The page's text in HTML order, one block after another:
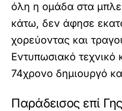
όλη η ομάδα στα
κάτω, δεν άφησε
χορεύοντας και
Εντυπωσιακό
74χρονο δημιουργό
Παράδεισος επί Γης